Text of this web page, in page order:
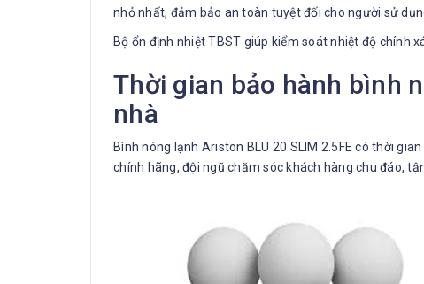
nhỏ nhất, đảm bảo an toàn tuyệt đối cho người sử
Bộ ổn định nhiệt TBST giúp kiểm soát nhiệt độ chính
Thời gian bảo hành bình
nhà
Bình nóng lạnh Ariston BLU 20 SLIM 2.5FE có thời
chính hãng, đội ngũ chăm sóc khách hàng chu đáo,